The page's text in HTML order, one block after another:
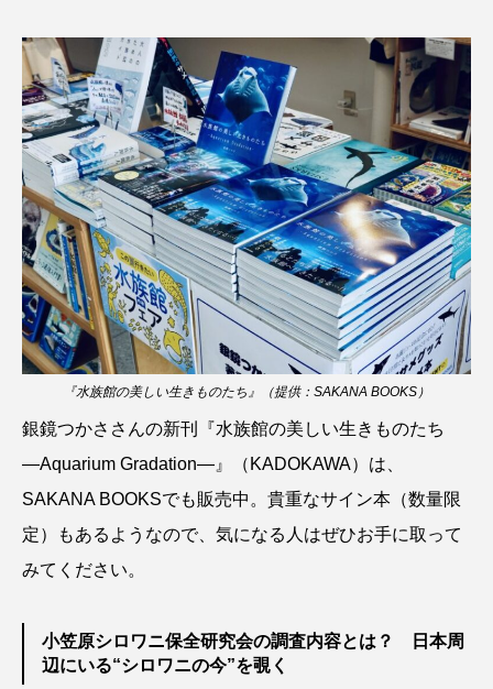
オショロコマ オスカー
オットセイ オニヒトデ オワンクラゲ
オーストラリア カイエビ カイギュウ
カイロウドウケツ カイワリ
カエルアンコウ カガミガイ カキ
カクレクマノミ カゴカマス カジカ
カタボシイワシ カツオ カニ
カブトエビ カブトクラゲ カミクラゲ
カレイ カワウソ カワハギ
カワバタモロコ カワムツ ガラ・ルファ
キビナゴ キュウリエソ キンメダイ
『水族館の美しい生きものたち』（提供：SAKANA BOOKS）
銀鏡つかささんの新刊『水族館の美しい生きものたち
―Aquarium Gradation―』（KADOKAWA）は、
SAKANA BOOKSでも販売中。貴重なサイン本（数量限
定）もあるようなので、気になる人はぜひお手に取って
みてください。
小笠原シロワニ保全研究会の調査内容とは？ 日本周
辺にいる“シロワニの今”を覗く